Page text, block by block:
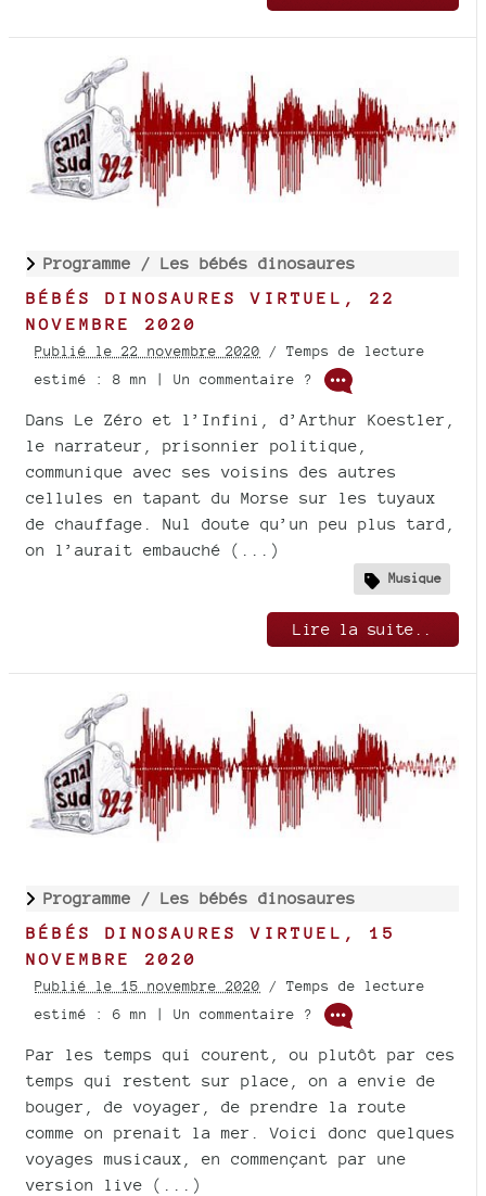
Programme / Les bébés dinosaures
BÉBÉS DINOSAURES VIRTUEL, 22
NOVEMBRE 2020
Publié le 22 novembre 2020 / Temps de lecture
estimé : 8 mn | Un commentaire ?
Dans Le Zéro et l’Infini, d’Arthur Koestler,
le narrateur, prisonnier politique,
communique avec ses voisins des autres
cellules en tapant du Morse sur les tuyaux
de chauffage. Nul doute qu’un peu plus tard,
on l’aurait embauché (...)
Musique
Lire la suite..
Programme / Les bébés dinosaures
BÉBÉS DINOSAURES VIRTUEL, 15
NOVEMBRE 2020
Publié le 15 novembre 2020 / Temps de lecture
estimé : 6 mn | Un commentaire ?
Par les temps qui courent, ou plutôt par ces
temps qui restent sur place, on a envie de
bouger, de voyager, de prendre la route
comme on prenait la mer. Voici donc quelques
voyages musicaux, en commençant par une
version live (...)